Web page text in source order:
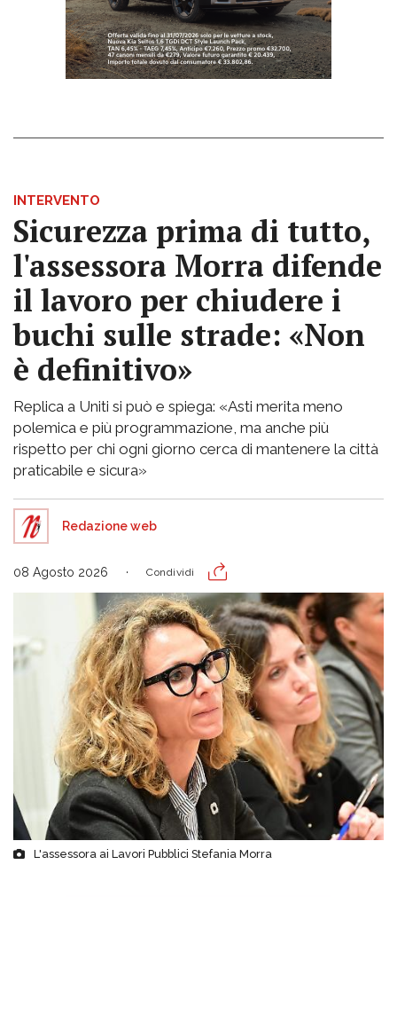
INTERVENTO
Sicurezza prima di tutto,
l'assessora Morra difende
il lavoro per chiudere i
buchi sulle strade: «Non
è definitivo»
Replica a Uniti si può e spiega: «Asti merita meno
polemica e più programmazione, ma anche più
rispetto per chi ogni giorno cerca di mantenere la città
praticabile e sicura»
Redazione web
08 Agosto 2026 Condividi
L'assessora ai Lavori Pubblici Stefania Morra